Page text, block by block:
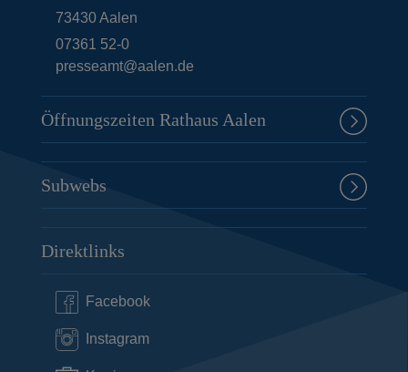
73430Aalen
07361 52-0
presseamt@aalen.de
Öffnungszeiten Rathaus Aalen
Subwebs
Direktlinks
Facebook
Instagram